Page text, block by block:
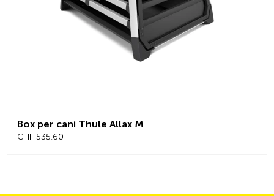
Box per cani Thule Allax M
CHF 535.60